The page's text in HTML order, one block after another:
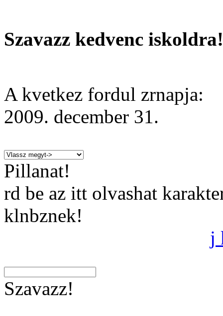
Szavazz kedvenc iskoldra!
A kvetkez fordul zrnapja:
2009. december 31.
Pillanat!
rd be az itt olvashat
klnbznek!
j
Szavazz!